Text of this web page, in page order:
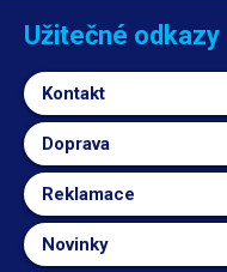
Užitečné odkazy
Kontakt
Doprava
Reklamace
Novinky